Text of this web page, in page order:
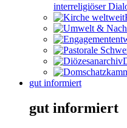
interreligiöser
gut informiert
gut informiert